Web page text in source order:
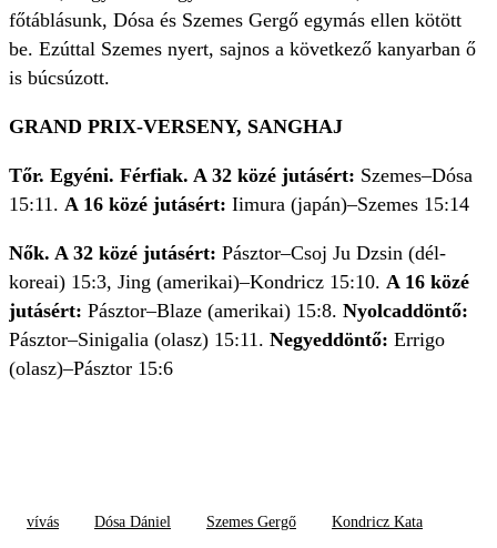
főtáblásunk, Dósa és Szemes Gergő egymás ellen kötött
be. Ezúttal Szemes nyert, sajnos a következő kanyarban ő
is búcsúzott.
GRAND PRIX-VERSENY, SANGHAJ
Tőr. Egyéni. Férfiak. A 32 közé jutásért: Szemes–Dósa
15:11. A 16 közé jutásért: Iimura (japán)–Szemes 15:14
Nők. A 32 közé jutásért: Pásztor–Csoj Ju Dzsin (dél-
koreai) 15:3, Jing (amerikai)–Kondricz 15:10. A 16 közé
jutásért: Pásztor–Blaze (amerikai) 15:8. Nyolcaddöntő:
Pásztor–Sinigalia (olasz) 15:11. Negyeddöntő: Errigo
(olasz)–Pásztor 15:6
vívás Dósa Dániel Szemes Gergő Kondricz Kata